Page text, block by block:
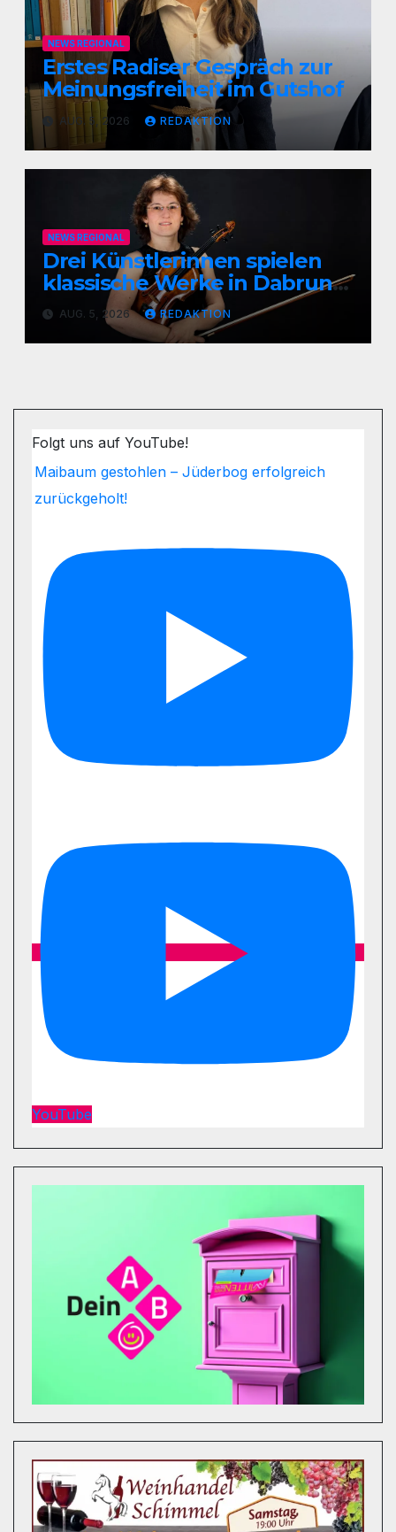
NEWS REGIONAL
Erstes Radiser Gespräch zur
Meinungsfreiheit im Gutshof
AUG. 5, 2026 REDAKTION
NEWS REGIONAL
Drei Künstlerinnen spielen
klassische Werke in Dabruner
Kirche
AUG. 5, 2026 REDAKTION
Folgt uns auf YouTube!
Maibaum gestohlen – Jüderbog erfolgreich
zurückgeholt!
YouTube